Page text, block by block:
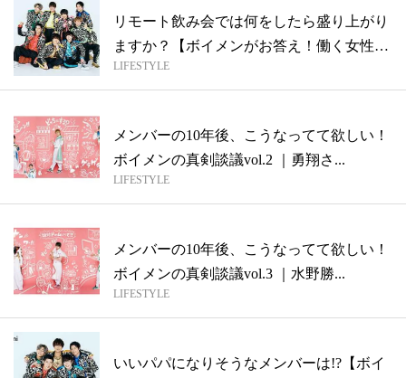
リモート飲み会では何をしたら盛り上がり
ますか？【ボイメンがお答え！働く女性の
質問...
LIFESTYLE
メンバーの10年後、こうなってて欲しい！
ボイメンの真剣談議vol.2 ｜勇翔さ...
LIFESTYLE
メンバーの10年後、こうなってて欲しい！
ボイメンの真剣談議vol.3 ｜水野勝...
LIFESTYLE
いいパパになりそうなメンバーは!?【ボイ